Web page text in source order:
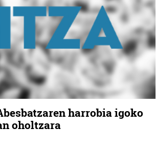
harrobia igoko
oholtzara